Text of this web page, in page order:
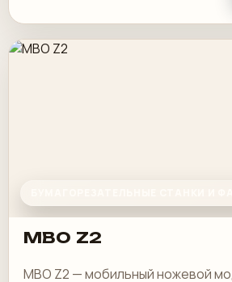
MBO Z2
MBO Z2 — мобильный ножевой